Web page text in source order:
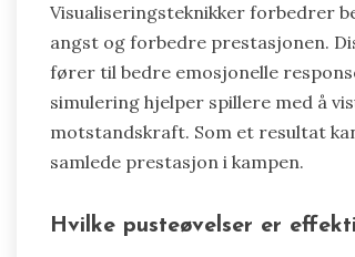
Visualiseringsteknikker forbedrer
angst og forbedre prestasjonen.
fører til bedre emosjonelle
simulering hjelper spillere med å
motstandskraft. Som et resultat
samlede prestasjon i kampen.
Hvilke pusteøvelser er